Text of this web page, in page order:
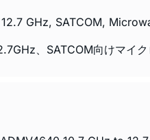
GHz, SATCOM,
、SATCOM向けマイ